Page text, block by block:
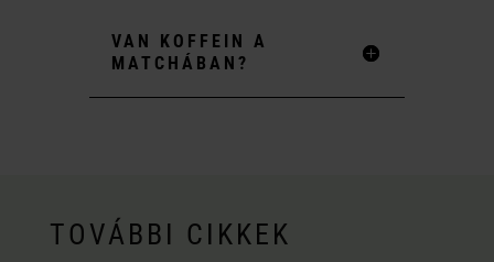
VAN KOFFEIN A
MATCHÁBAN?
TOVÁBBI CIKKEK